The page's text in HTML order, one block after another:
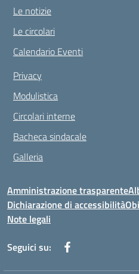
Le notizie
Le circolari
Calendario Eventi
Privacy
Modulistica
Circolari interne
Bacheca sindacale
Galleria
Amministrazione trasparente
Dichiarazione di accessibilità
Note legali
Seguici su: